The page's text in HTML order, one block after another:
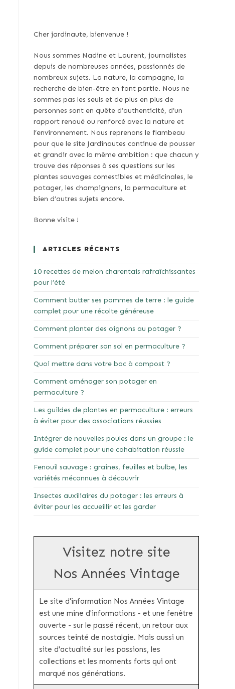
Cher jardinaute, bienvenue !
Nous sommes Nadine et Laurent, journalistes
depuis de nombreuses années, passionnés de
nombreux sujets. La nature, la campagne, la
recherche de bien-être en font partie. Nous ne
sommes pas les seuls et de plus en plus de
personnes sont en quête d’authenticité, d’un
rapport renoué ou renforcé avec la nature et
l’environnement. Nous reprenons le flambeau
pour que le site Jardinautes continue de pousser
et grandir avec la même ambition : que chacun y
trouve des réponses à ses questions sur les
plantes sauvages comestibles et médicinales, le
potager, les champignons, la permaculture et
bien d’autres sujets encore.
Bonne visite !
ARTICLES RÉCENTS
10 recettes de melon charentais rafraîchissantes
pour l’été
Comment butter ses pommes de terre : le guide
complet pour une récolte généreuse
Comment planter des oignons au potager ?
Comment préparer son sol en permaculture ?
Quoi mettre dans votre bac à compost ?
Comment aménager son potager en
permaculture ?
Les guildes de plantes en permaculture : erreurs
à éviter pour des associations réussies
Intégrer de nouvelles poules dans un groupe : le
guide complet pour une cohabitation réussie
Fenouil sauvage : graines, feuilles et bulbe, les
variétés méconnues à découvrir
Insectes auxiliaires du potager : les erreurs à
éviter pour les accueillir et les garder
Visitez notre site
Nos Années Vintage
Le site d'information Nos Années Vintage
est une mine d'informations - et une fenêtre
ouverte - sur le passé récent, un retour aux
sources teinté de nostalgie. Mais aussi un
site d'actualité sur les passions, les
collections et les moments forts qui ont
marqué nos générations.